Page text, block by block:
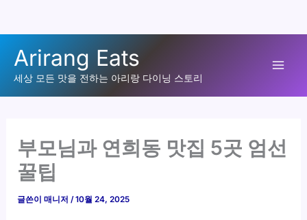
로
Arirang Eats
세상 모든 맛을 전하는 아리랑 다이닝 스토리
부모님과 연희동 맛집 5곳 엄선
꿀팁
글쓴이매니저/10월 24, 2025